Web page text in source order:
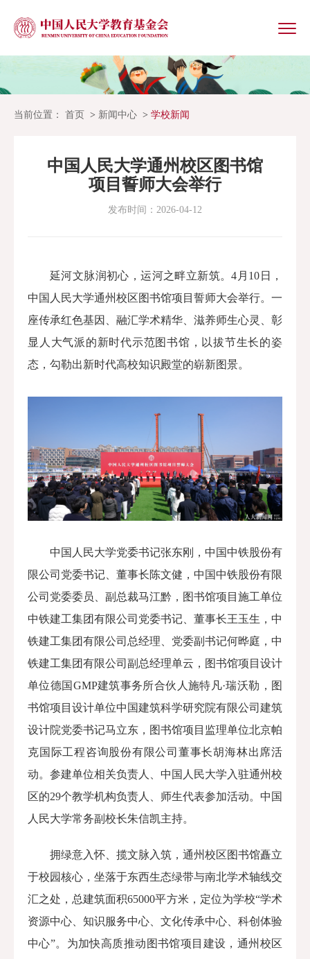
当前位置： 首页 新闻中心 学校新闻
中国人民大学通州校区图书馆
项目誓师大会举行
发布时间：2026-04-12
延河文脉润初心，运河之畔立新筑。4月10日
，
中国人民大学通州校区图书馆项目誓师大会举行。一
座传承红色基因、融汇学术精华、滋养师生心灵、彰
显人大气派的新时代示范图书馆，以拔节生长的姿
态，勾勒出新时代高校知识殿堂的崭新图景。
中国人民大学党委书记张东刚
，中国中铁股份有
限公司党委书记、董事长陈文健 ，中国中铁股份有限
公司党委委员、副总裁马江黔 ，图书馆项目施工单位
中铁建工集团有限公司党委书记、董事长王玉生 ，中
铁建工集团有限公司总经理、党委副书记何晔庭 ，中
铁建工集团有限公司副总经理单云 ，图书馆项目设计
单位德国GMP建筑事务所合伙人施特凡·瑞沃勒 ，图
书馆项目设计单位中国建筑科学研究院有限公司建筑
设计院党委书记马立东 ，图书馆项目监理单位北京帕
克国际工程咨询股份有限公司董事长胡海林出席活
动。参建单位相关负责人、中国人民大学入驻通州校
区的29个教学机构负责人、师生代表参加活动。中国
人民大学常务副校长朱信凯主持。
拥绿意入怀、揽文脉入筑，通州校区图书馆矗立
于校园核心，坐落于东西生态绿带与南北学术轴线交
汇之处，总建筑面积65000平方米，定位为学校“学术
资源中心、知识服务中心、文化传承中心、科创体验
中心”。为加快高质推动图书馆项目建设，通州校区